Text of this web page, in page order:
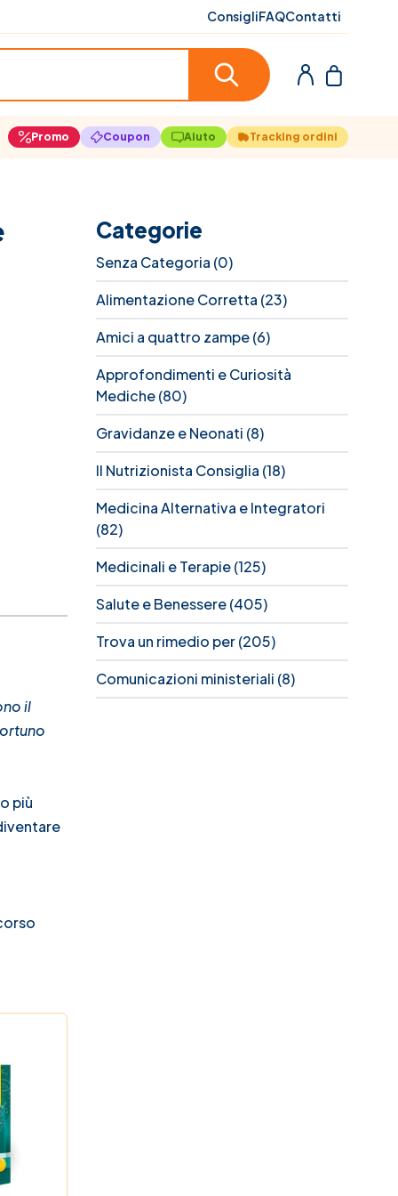
ConsigliFAQContatti
Promo Coupon Aiuto Tracking ordini
il
più
Categorie
Senza Categoria (0)
Alimentazione Corretta (23)
Amici a quattro zampe(6)
Approfondimenti e Curiosità
Mediche(80)
Gravidanze e Neonati (8)
Il Nutrizionista Consiglia (18)
Medicina Alternativa e Integratori
(82)
Medicinali e Terapie(125)
Salute e Benessere(405)
Trova un rimedio per(205)
Comunicazioni ministeriali (8)